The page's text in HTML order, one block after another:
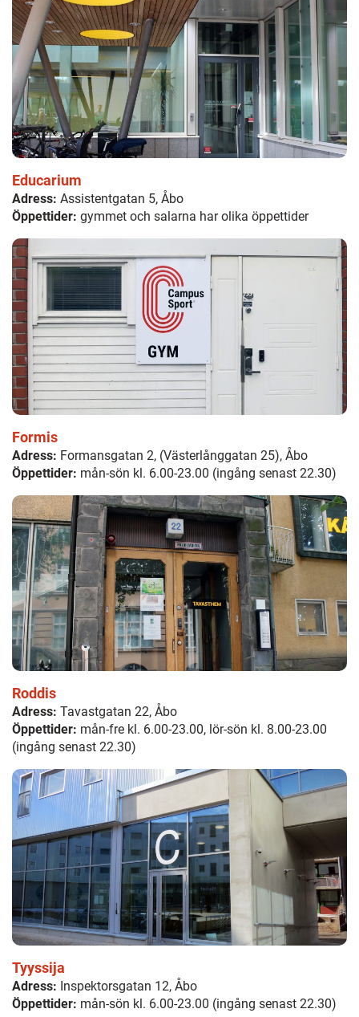
Educarium
Adress: Assistentgatan 5, Åbo
Öppettider: gymmet och salarna har olika öppettider
Formis
Adress: Formansgatan 2, (Västerlånggatan 25), Åbo
Öppettider: mån-sön kl. 6.00-23.00 (ingång senast 22.30)
Roddis
Adress: Tavastgatan 22, Åbo
Öppettider: mån-fre kl. 6.00-23.00, lör-sön kl. 8.00-23.00
(ingång senast 22.30)
Tyyssija
Adress: Inspektorsgatan 12, Åbo
Öppettider: mån-sön kl. 6.00-23.00 (ingång senast 22.30)